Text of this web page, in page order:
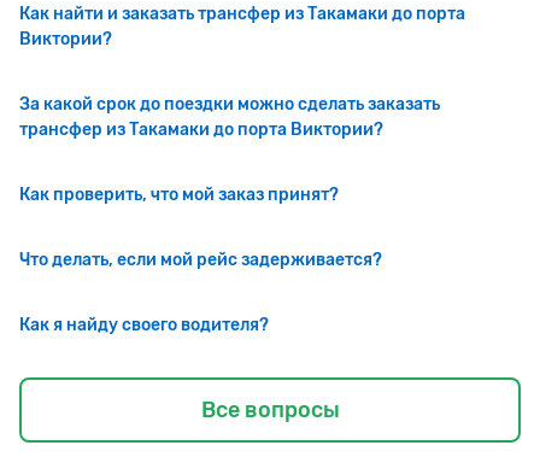
Как найти и заказать трансфер из Такамаки до порта
Виктории?
За какой срок до поездки можно сделать заказать
трансфер из Такамаки до порта Виктории?
Как проверить, что мой заказ принят?
Что делать, если мой рейс задерживается?
Как я найду своего водителя?
Все вопросы